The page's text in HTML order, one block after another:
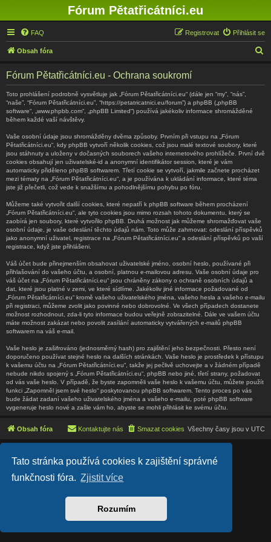
Tato stránka používá cookies k zajištění správné
funkčnosti fóra. Zjistit více
Rozumím
Fórum Pětatřicátníci.eu
FAQ Přihlásit se
Registrovat
Obsah fóra
Fórum Pětatřicátníci.eu - Ochrana soukromí
Toto prohlášení podrobně vysvětluje jak „Fórum Pětatřicátníci.eu“ (dále jen “my”, “nás”,
“naše”, “Fórum Pětatřicátníci.eu”, “https://petatricatnici.eu/forum”) a phpBB („phpBB
software“, „www.phpbb.com“, „phpBB Limited“) používá jakékoliv informace shromážděné
během každé vaší návštěvy.
Vaše osobní údaje jsou shromážděny dvěma způsoby. Prvním při vstupu na „Fórum
Pětatřicátníci.eu“, kdy phpBB vytvoří několik cookies, což jsou malé textové soubory, které
jsou stáhnuty a uloženy v dočasných souborech vašeho internetového prohlížeče. První dvě
cookies obsahují jen uživatelské-id a anonymní identifikátor session, které je vám
automaticky přiděleno phpBB softwarem. Třetí cookie se vytvoří, jakmile začnete procházet
mezi tématy na „Fórum Pětatřicátníci.eu“, a je používána k ukládání informace, které téma
jste již přečetli, což vede k snažšímu a pohodlnějšímu pohybu po fóru.
Můžeme také vytvořit další cookies, které nepatří k phpBB software během procházení
„Fórum Pětatřicátníci.eu“, ale tyto cookies jsou mimo rozsah tohoto dokumentu, který se
zaobírá jen soubory, které vytvořilo phpBB. Druhá možnost jak můžeme shromažďovat vaše
osobní údaje, je vaše odeslání těchto údajů nám. Toto může zahrnovat: odeslání příspěvků
jako anonymní uživatel, registrace na „Fórum Pětatřicátníci.eu“ a odeslání příspěvků po vaší
registrace, když jste přihlášeni.
Váš účet bude přinejmenším obsahovat uživatelské jméno, osobní heslo, používané při
přihlašování do vašeho účtu, a osobní, platnou e-mailovou adresu. Vaše osobní údaje pro
váš účet na „Fórum Pětatřicátníci.eu“ jsou chráněny zákony o ochraně osobních údajů a
dat, které jsou platné v zemi, ve které sídlíme. Jakékoliv jiné informace požadované od
„Fórum Pětatřicátníci.eu“ kromě vašeho uživatelského jména, vašeho hesla a vašeho e-mailu
při registraci, můžeme zvolit jako povinné nebo dobrovolné. Ve všech případech dostanete
možnost rozhodnout, zda-li tyto informace budou veřejně zobrazitelné. Dále ve vašem účtu
máte možnost zakázat nebo povolit zasílání automaticky vytvářených e-mailů phpBB
softwarem na váš e-mail.
Vaše heslo je zašifrováno (jednosměrný hash) pro zajištění jeho bezpečnosti. Přesto není
doporučeno používat stejné heslo na dalších stránkách. Vaše heslo je prostředek k přístupu
k vašemu účtu na „Fórum Pětatřicátníci.eu“, takže jej pečlivě uchovejte a v žádném případě
nebude nikdo spojený s „Fórum Pětatřicátníci.eu“, phpBB nebo jiné, třetí strany, požadovat
od vás vaše heslo. V případě, že byste zapomněli vaše heslo k vašemu účtu, můžete použít
funkci „Zapomněl jsem své heslo“ poskytovanou phpBB softwarem. Tento proces po vás
bude žádat zadaní vašeho uživatelského jména a vašeho e-mailu, poté phpBB software
vygeneruje heslo nové a zašle vám ho, abyste se mohli přihlásit ke svému účtu.
Obsah fóra Všechny časy jsou v UTC
Smazat cookies
Kontaktujte nás
Co-Author: MannixMD
Český překlad –